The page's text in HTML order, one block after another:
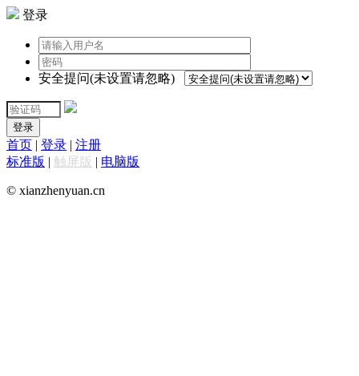
登录
安全提问(未设置请忽略)
登录
首页 | 登录 | 注册
标准版 | 触屏版 | 电脑版
© xianzhenyuan.cn